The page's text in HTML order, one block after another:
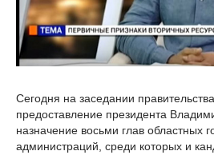
Сегодня на заседании
предоставление президента
назначение восьми глав областных
администраций, среди которых и